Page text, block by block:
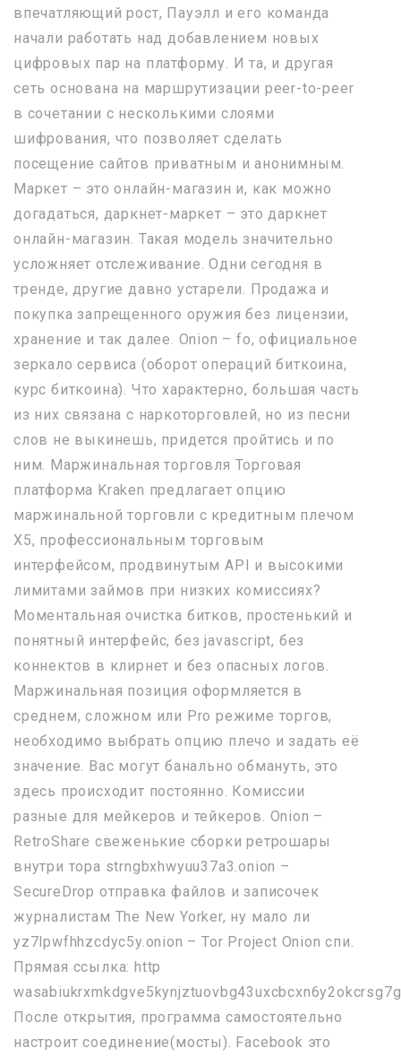
впечатляющий рост, Пауэлл и его команда
начали работать над добавлением новых
цифровых пар на платформу. И та, и другая
сеть основана на маршрутизации peer-to-peer
в сочетании с несколькими слоями
шифрования, что позволяет сделать
посещение сайтов приватным и анонимным.
Маркет – это онлайн-магазин и, как можно
догадаться, даркнет-маркет – это даркнет
онлайн-магазин. Такая модель значительно
усложняет отслеживание. Одни сегодня в
тренде, другие давно устарели. Продажа и
покупка запрещенного оружия без лицензии,
хранение и так далее. Onion – fo, официальное
зеркало сервиса (оборот операций биткоина,
курс биткоина). Что характерно, большая часть
из них связана с наркоторговлей, но из песни
слов не выкинешь, придется пройтись и по
ним. Маржинальная торговля Торговая
платформа Kraken предлагает опцию
маржинальной торговли с кредитным плечом
Х5, профессиональным торговым
интерфейсом, продвинутым API и высокими
лимитами займов при низких комиссиях?
Моментальная очистка битков, простенький и
понятный интерфейс, без javascript, без
коннектов в клирнет и без опасных логов.
Маржинальная позиция оформляется в
среднем, сложном или Pro режиме торгов,
необходимо выбрать опцию плечо и задать её
значение. Вас могут банально обмануть, это
здесь происходит постоянно. Комиссии
разные для мейкеров и тейкеров. Onion –
RetroShare свеженькие сборки ретрошары
внутри тора strngbxhwyuu37a3.onion –
SecureDrop отправка файлов и записочек
журналистам The New Yorker, ну мало ли
yz7lpwfhhzcdyc5y.onion – Tor Project Onion спи.
Прямая ссылка: http
После открытия, программа самостоятельно
настроит соединение(мосты). Facebook это